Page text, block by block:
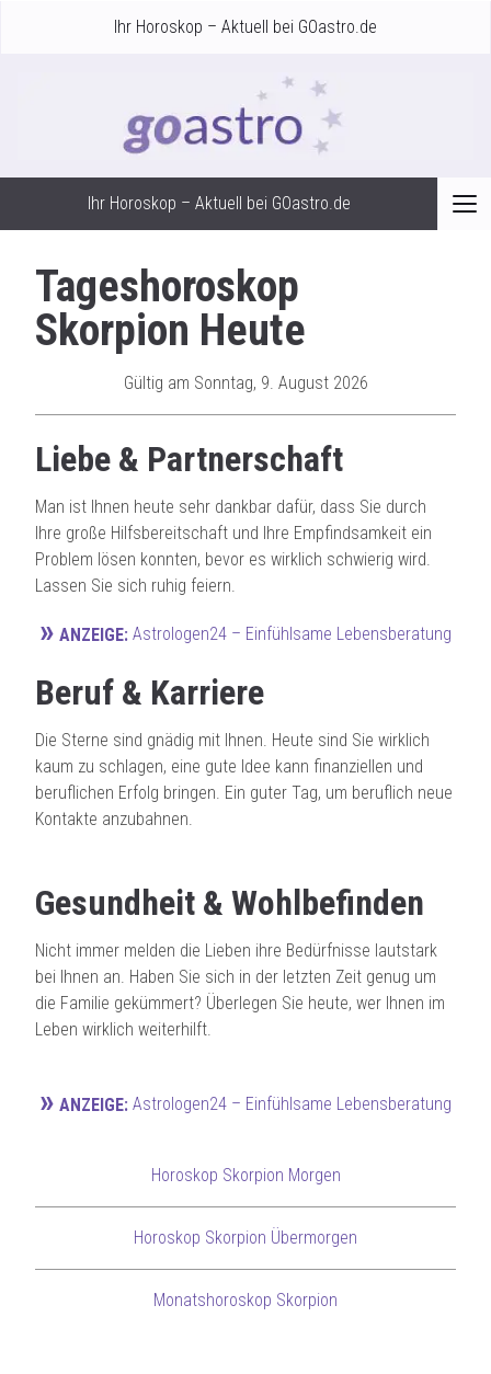
Ihr Horoskop – Aktuell bei GOastro.de
Ihr Horoskop – Aktuell bei GOastro.de
Tageshoroskop
Skorpion Heute
Gültig am Sonntag, 9. August 2026
Liebe & Partnerschaft
Man ist Ihnen heute sehr dankbar dafür, dass Sie durch
Ihre große Hilfsbereitschaft und Ihre Empfindsamkeit ein
Problem lösen konnten, bevor es wirklich schwierig wird.
Lassen Sie sich ruhig feiern.
» ANZEIGE: Astrologen24 – Einfühlsame Lebensberatung
Beruf & Karriere
Die Sterne sind gnädig mit Ihnen. Heute sind Sie wirklich
kaum zu schlagen, eine gute Idee kann finanziellen und
beruflichen Erfolg bringen. Ein guter Tag, um beruflich neue
Kontakte anzubahnen.
Gesundheit & Wohlbefinden
Nicht immer melden die Lieben ihre Bedürfnisse lautstark
bei Ihnen an. Haben Sie sich in der letzten Zeit genug um
die Familie gekümmert? Überlegen Sie heute, wer Ihnen im
Leben wirklich weiterhilft.
» ANZEIGE: Astrologen24 – Einfühlsame Lebensberatung
Horoskop Skorpion Morgen
Horoskop Skorpion Übermorgen
Monatshoroskop Skorpion